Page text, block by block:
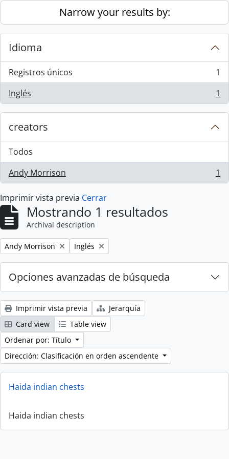
Skip to main contentNarrow your results by:
Idioma
Registros únicos
, 1 resultados
1
Inglés
, 1 resultados 1
creators
Todos
Andy Morrison
, 1 resultados 1
Imprimir vista previa Cerrar
Mostrando 1 resultados
Archival description
Remove filter:
Andy Morrison Remove filter:
Inglés
Opciones avanzadas de búsqueda
Imprimir vista previa
Jerarquía
Card view
Table view
Ordenar por: Título
Dirección: Clasificación en orden ascendente
Haida indian chests
Haida indian chests